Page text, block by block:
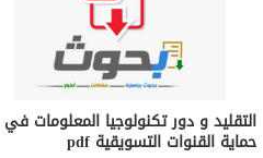
التقليد و دور تكنولوجيا المعلومات في
حماية القنوات التسويقية pdf